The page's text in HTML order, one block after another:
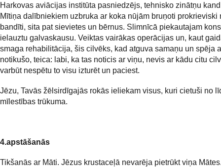
Harkovas aviācijas institūta pasniedzējs, tehnisko zinātņu
Mītiņa dalībniekiem uzbruka ar koka nūjām bruņoti prokrieviski
bandīti, sita pat sievietes un bērnus. Slimnīcā piekautajam
ielauztu galvaskausu. Veiktas vairākas operācijas un, kaut
smaga rehabilitācija, šis cilvēks, kad atguva samaņu un spēja
notikušo, teica: labi, ka tas noticis ar viņu, nevis ar kādu citu
varbūt nespētu to visu izturēt un paciest.
Jēzu, Tavās žēlsirdīgajās rokās ieliekam visus, kuri cietuši no
mīlestības trūkuma.
4.apstāšanās
Tikšanās ar Māti. Jēzus krustaceļā nevarēja pietrūkt viņa